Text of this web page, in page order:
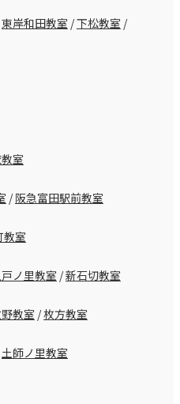
東岸和田教室 /下松教室 /
室
/阪急富田駅前教室
教室
戸ノ里教室 /新石切教室
教室 /枚方教室
土師ノ里教室